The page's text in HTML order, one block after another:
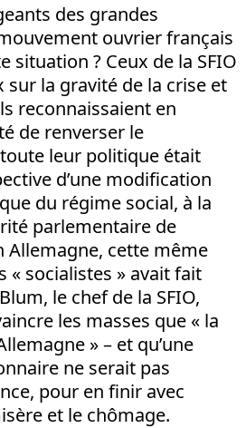
des grandes
ouvrier français
situation ? Ceux de la SFIO
la gravité de la crise et
reconnaissaient en
de renverser le
leur politique était
d’une modification
du régime social, à la
parlementaire de
Allemagne, cette même
« socialistes » avait fait
le chef de la SFIO,
les masses que « la
» – et qu’une
ne serait pas
pour en finir avec
et le chômage.